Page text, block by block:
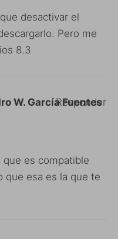
desactivar el
Pero me
8.3
W. García Fuentes
que es compatible
que esa es la que te
Responder